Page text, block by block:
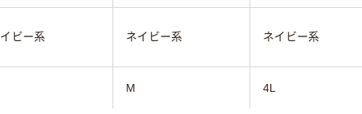
ビー系 ネイビー系 ネイビー系
M 4L